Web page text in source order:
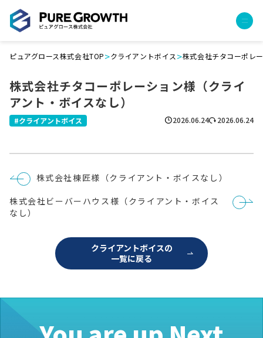
経営コンサルティング
PGハウス（住宅フランチャイズ）
広告運用代行
成功報酬型コストダウン
土地・顧客管理システム
クライアントボイス
お役立ち情報
ピュアグロース株式会社TOP>クライアントボイス >株式会社チタコーポレ
株式会社チタコーポレーション様（クライ
アント・ボイスなし）
2026.06.24 2026.06.24
クライアントボイス
投
稿
ナ
ビ
ゲ
株式会社棟匠様（クライアント・ボイスなし）
株式会社ビーバーハウス様（クライアント・ボイス
なし）
クライアントボイスの
一覧に戻る